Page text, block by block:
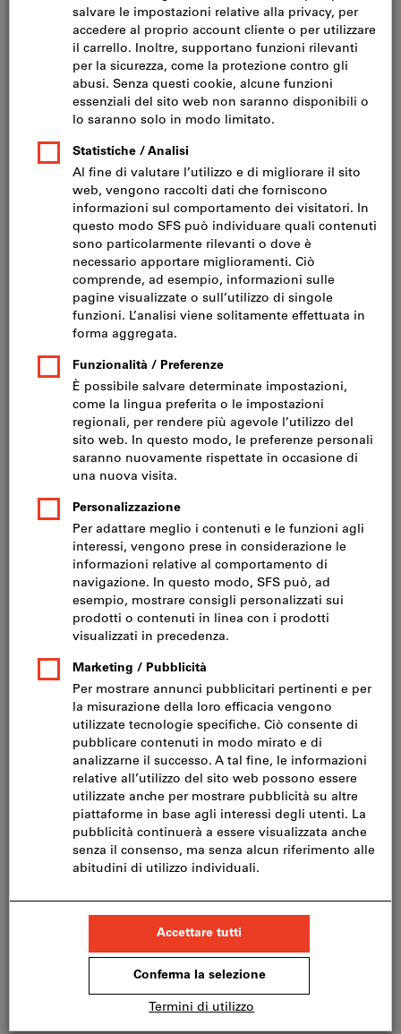
Prezzo per 1 Articolo
IVA inclusa Prezzo più spese di spedizione
IVA esclusa CHF 351.00
Nel carrello
Consegna in 3-4 giorni lavorativi
Si prega di notare i tempi di consegna prolungati:
Questo articolo si ordina direttamente dal
produttore, poiché non fa parte del nostro catalogo
e pertanto non è disponibile a magazzino. Info
Dettagli prodotto